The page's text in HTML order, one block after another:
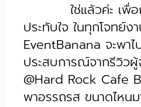
ใช่แล้วค่ะ เพื่อก
ประทับใจ ในทุกโจทย์
EventBanana จะพา
ประสบการณ์จากรีวิว
@Hard Rock Cafe
พาอรรถรส ขนาดไหน